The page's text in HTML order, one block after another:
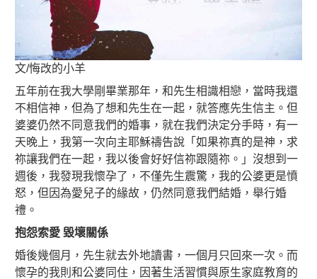
文/悔改的小羊
五年前在我大學剛畢業那年，和先生相識相戀，當時我還
不相信神，但為了想和先生在一起，就答應先生信主。但
婆婆仍然不同意我們的婚事，就在我們決定分手時，有一
天晚上，我第一次向主耶穌禱告說「如果祢真的是神，求
祢讓我們在一起，我以後會好好信祢跟隨祢。」沒想到一
週後，我發現我懷孕了，不僅先生震驚，我的公婆更是憤
怒，但因為愛兒子的緣故，仍然同意我們結婚，舉行婚
禮。
抱怨索愛 毀壞關係
婚後幾個月，先生就去外地讀書，一個月只回來一次。而
懷孕的我則和公婆同住，因著生活習慣與原生家庭教育的